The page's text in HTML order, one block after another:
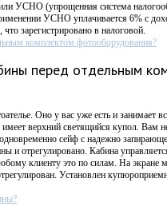
УСНО (упрощенная система
УСНО уплачивается 6% с
зарегистрировано в налоговой.
комплектом фотооборудования?
перед отдельным
Оно у вас уже есть и занимает
верхний светящийся купол. Вам
сейф с надежно
и отрегулировано. Кабина
клиенту это по силам. На экране
Установлен